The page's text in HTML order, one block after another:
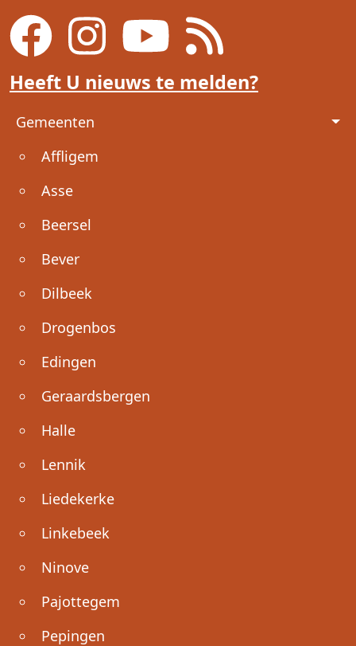
Heeft U nieuws te melden?
Voet
Gemeenten
Affligem
Asse
Beersel
Bever
Dilbeek
Drogenbos
Edingen
Geraardsbergen
Halle
Lennik
Liedekerke
Linkebeek
Ninove
Pajottegem
Pepingen